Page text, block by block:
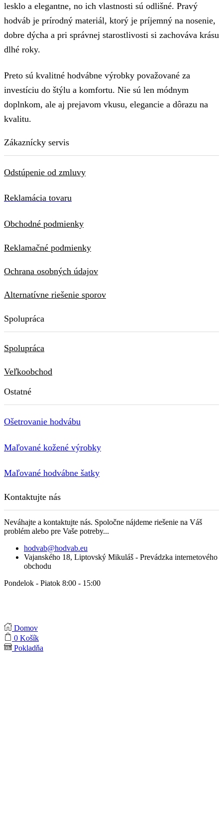
lesklo a elegantne, no ich vlastnosti sú odlišné. Pravý
hodváb je prírodný materiál, ktorý je príjemný na nosenie,
dobre dýcha a pri správnej starostlivosti si zachováva krásu
dlhé roky.
Preto sú kvalitné hodvábne výrobky považované za
investíciu do štýlu a komfortu. Nie sú len módnym
doplnkom, ale aj prejavom vkusu, elegancie a dôrazu na
kvalitu.
Zákaznícky servis
Odstúpenie od zmluvy
Reklamácia tovaru
Obchodné podmienky
Reklamačné podmienky
Ochrana osobných údajov
Alternatívne riešenie sporov
Spolupráca
Spolupráca
Veľkoobchod
Ostatné
Ošetrovanie hodvábu
Maľované kožené výrobky
Maľované hodvábne šatky
Kontaktujte nás
Neváhajte a kontaktujte nás. Spoločne nájdeme riešenie na Váš
problém alebo pre Vaše potreby...
hodvab@hodvab.eu
Vajanského 18, Liptovský Mikuláš - Prevádzka internetového
obchodu
Pondelok - Piatok 8:00 - 15:00
Domov
0 Košík
Pokladňa